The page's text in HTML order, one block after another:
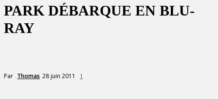
PARK DÉBARQUE EN BLU-
RAY
Par Thomas 28 juin 2011 1